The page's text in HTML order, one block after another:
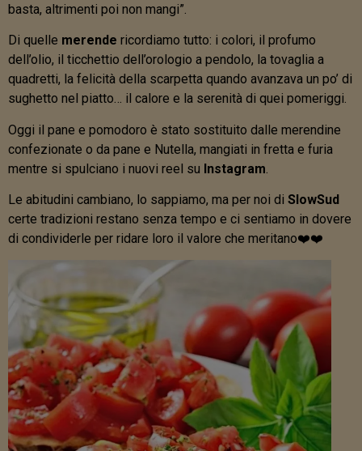
basta, altrimenti poi non mangi”.
Di quelle merende ricordiamo tutto: i colori, il profumo
dell’olio, il ticchettio dell’orologio a pendolo, la tovaglia a
quadretti, la felicità della scarpetta quando avanzava un po’ di
sughetto nel piatto… il calore e la serenità di quei pomeriggi.
Oggi il pane e pomodoro è stato sostituito dalle merendine
confezionate o da pane e Nutella, mangiati in fretta e furia
mentre si spulciano i nuovi reel su Instagram
Le abitudini cambiano, lo sappiamo, ma per noi di SlowSud
certe tradizioni restano senza tempo e ci sentiamo in dovere
di condividerle per ridare loro il valore che meritano❤️❤️